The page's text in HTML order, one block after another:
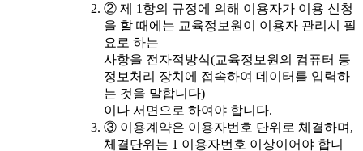
② 제 1항의 규정에 의해 이용자가 이용 신청
을 할 때에는 교육정보원이 이용자 관리시 필
요로 하는
사항을 전자적방식(교육정보원의 컴퓨터 등
정보처리 장치에 접속하여 데이터를 입력하
는 것을 말합니다)
이나 서면으로 하여야 합니다.
③ 이용계약은 이용자번호 단위로 체결하며,
체결단위는 1 이용자번호 이상이어야 합니